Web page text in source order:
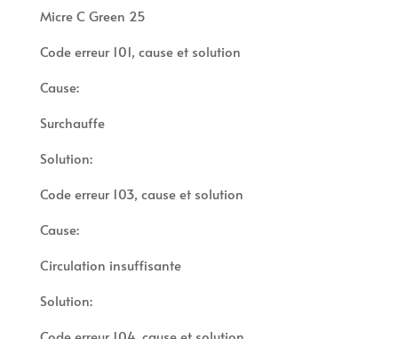
Micre C Green 25
Code erreur 101, cause et solution
Cause:
Surchauffe
Solution:
Code erreur 103, cause et solution
Cause:
Circulation insuffisante
Solution: